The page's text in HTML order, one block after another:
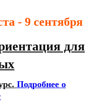
- 9 сентября
для
Подробнее о